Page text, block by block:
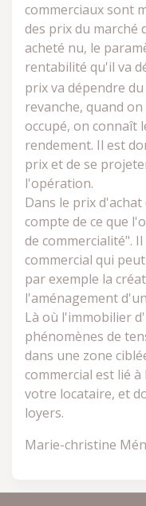
commerciaux sont
des prix du marché
acheté nu, le
rentabilité qu'il va
prix va dépendre
revanche, quand
occupé, on connaît
rendement. Il est
prix et de se
l'opération.
Dans le prix
compte de ce que
de commercialité".
commercial qui
par exemple la
l'aménagement
Là où l'immobilier
phénomènes de
dans une zone
commercial est lié
votre locataire, et
loyers.
Marie-christine